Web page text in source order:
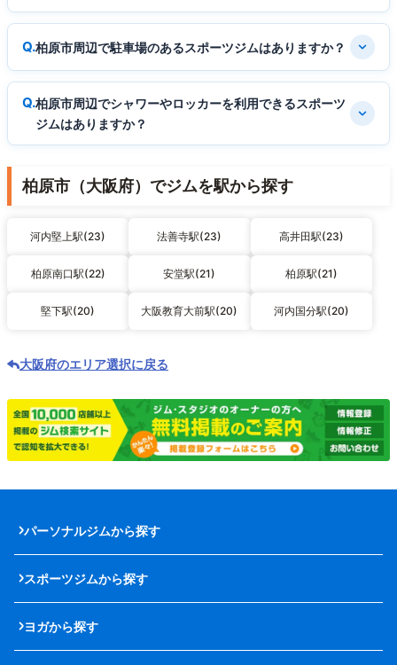
柏原市周辺で駐車場のあるスポーツジムはありますか？
柏原市周辺でシャワーやロッカーを利用できるスポーツ
ジムはありますか？
柏原市（大阪府）でジムを駅から探す
河内堅上駅(23) 法善寺駅(23) 高井田駅(23)
柏原南口駅(22) 安堂駅(21) 柏原駅(21)
堅下駅(20) 大阪教育大前駅(20) 河内国分駅(20)
大阪府のエリア選択に戻る
パーソナルジムから探す
スポーツジムから探す
ヨガから探す